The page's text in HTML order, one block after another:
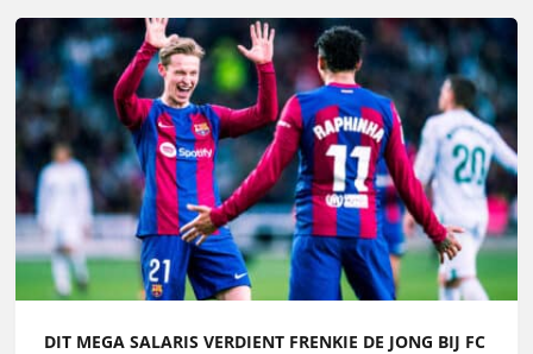
DIT MEGA SALARIS VERDIENT FRENKIE DE JONG BIJ FC